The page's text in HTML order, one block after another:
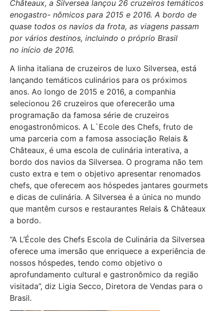
Châteaux, a Silversea lançou 26 cruzeiros temáticos
enogastro- nômicos para 2015 e 2016. A bordo de
quase todos os navios da frota, as viagens passam
por vários destinos, incluindo o próprio Brasil
no início de 2016.
A linha italiana de cruzeiros de luxo Silversea, está
lançando temáticos culinários para os próximos
anos. Ao longo de 2015 e 2016, a companhia
selecionou 26 cruzeiros que oferecerão uma
programação da famosa série de cruzeiros
enogastronômicos. A L`Ecole des Chefs, fruto de
uma parceria com a famosa associação Relais &
Châteaux, é uma escola de culinária interativa, a
bordo dos navios da Silversea. O programa não tem
custo extra e tem o objetivo apresentar renomados
chefs, que oferecem aos hóspedes jantares gourmets
e dicas de culinária. A Silversea é a única no mundo
que mantêm cursos e restaurantes Relais & Châteaux
a bordo.
“A L’École des Chefs Escola de Culinária da Silversea
oferece uma imersão que enriquece a experiência de
nossos hóspedes, tendo como objetivo o
aprofundamento cultural e gastronômico da região
visitada”, diz Ligia Secco, Diretora de Vendas para o
Brasil.